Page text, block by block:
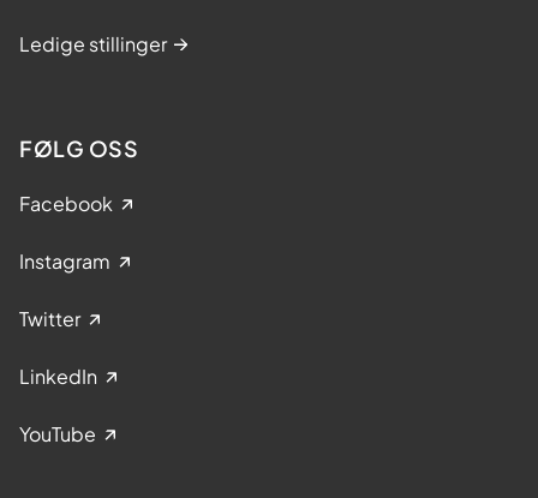
Ledige stillinger
FØLG OSS
Facebook
Instagram
Twitter
LinkedIn
YouTube